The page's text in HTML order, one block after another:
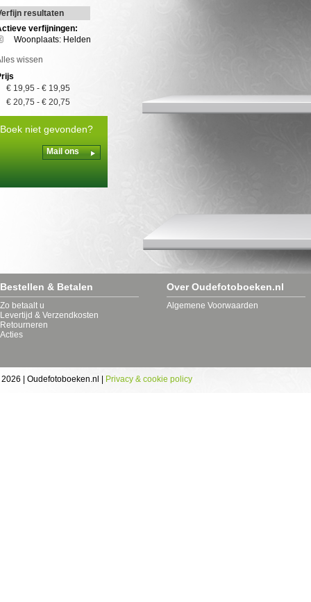
resultaten
verfijningen:
Woonplaats: Helden
wissen
€ 19,95 - € 19,95
€ 20,75 - € 20,75
Boek niet gevonden?
Mail ons
Bestellen & Betalen
Zo betaalt u
Levertijd & Verzendkosten
Retourneren
Acties
Over Oudefotoboeken.nl
Algemene Voorwaarden
| Oudefotoboeken.nl | Privacy & cookie policy